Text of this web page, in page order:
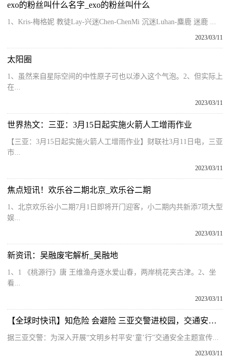
exo的粉丝叫什么名字_exo的粉丝叫什么
1、Kris-梅格妮 教徒Lay-兴迷Chen-ChenMi 沉迷Luhan-麋鹿 迷鹿 ...
2023/03/11
太阳圈
1、虽然来自星际空间的中性原子可也以渗入这个气泡。2、但实际上
在...
2023/03/11
世界热文：三亚：3月15日起实施火箭人工增雨作业
【三亚：3月15日起实施火箭人工增雨作业】财联社3月11日电，三亚
市...
2023/03/11
焦点短讯！欢乐谷二期北京_欢乐谷二期
1、北京欢乐谷小二期7月1日即将开门迎客，小二期内共新添7项大型
娱...
2023/03/11
新资讯：吴融废宅解析_吴融地
1、1 《桃源行》唐 王维渔舟逐水爱山春，两岸桃花夹古津。2、坐
看...
2023/03/11
【全球时快讯】知危险 会避险 三亚交警进校园，交通安全“驻”心间｜春季守护行动
据三亚交警：为深入开展“文明乡村平安‘童’行”交通安全主题宣传...
2023/03/11